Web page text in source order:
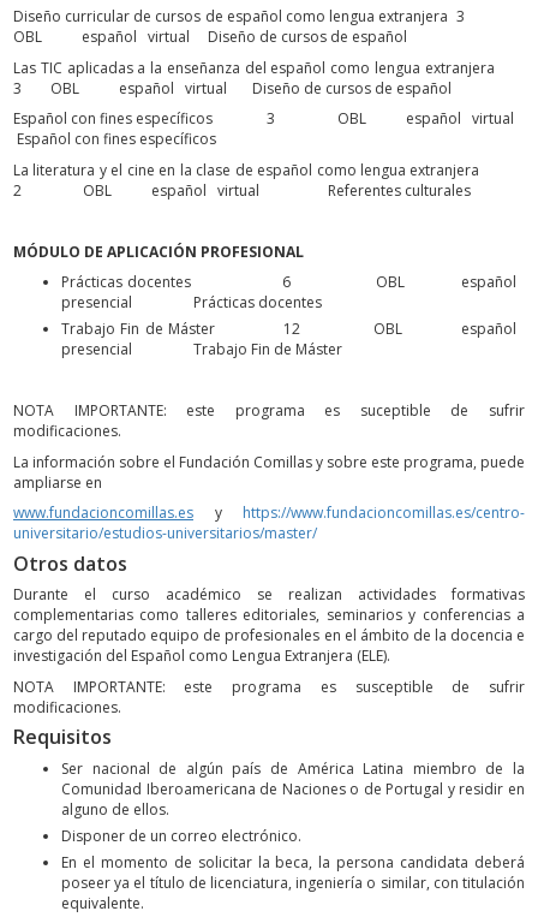
Diseño curricular de cursos de español como lengua extranjera 3
OBL español virtual Diseño de cursos de español
Las TIC aplicadas a la enseñanza del español como lengua extranjera
3 OBL español virtual Diseño de cursos de español
Español con fines específicos 3 OBL español virtual
Español con fines específicos
La literatura y el cine en la clase de español como lengua extranjera
2 OBL español virtual Referentes culturales
MÓDULO DE APLICACIÓN PROFESIONAL
Prácticas docentes 6 OBL español
presencial Prácticas docentes
Trabajo Fin de Máster 12 OBL español
presencial Trabajo Fin de Máster
NOTA IMPORTANTE: este programa es suceptible de sufrir
modificaciones.
La información sobre el Fundación Comillas y sobre este programa, puede
ampliarse en
www.fundacioncomillas.es y https://www.fundacioncomillas.es/centro-
universitario/estudios-universitarios/master/
Otros datos
Durante el curso académico se realizan actividades formativas
complementarias como talleres editoriales, seminarios y conferencias a
cargo del reputado equipo de profesionales en el ámbito de la docencia e
investigación del Español como Lengua Extranjera (ELE).
NOTA IMPORTANTE: este programa es susceptible de sufrir
modificaciones.
Requisitos
Ser nacional de algún país de América Latina miembro de la
Comunidad Iberoamericana de Naciones o de Portugal y residir en
alguno de ellos.
Disponer de un correo electrónico.
En el momento de solicitar la beca, la persona candidata deberá
poseer ya el título de licenciatura, ingeniería o similar, con titulación
equivalente.